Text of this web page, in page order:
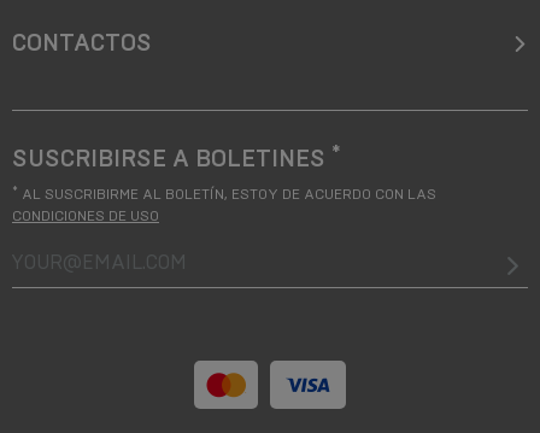
CONTACTOS
SUSCRIBIRSE A BOLETINES *
* AL SUSCRIBIRME AL BOLETÍN, ESTOY DE ACUERDO CON LAS
CONDICIONES DE USO
your@email.com